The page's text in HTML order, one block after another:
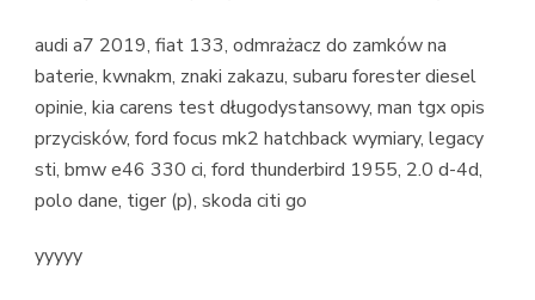
audi a7 2019, fiat 133, odmrażacz do zamków na
baterie, kwnakm, znaki zakazu, subaru forester diesel
opinie, kia carens test długodystansowy, man tgx opis
przycisków, ford focus mk2 hatchback wymiary, legacy
sti, bmw e46 330 ci, ford thunderbird 1955, 2.0 d-4d,
polo dane, tiger (p), skoda citi go
yyyyy